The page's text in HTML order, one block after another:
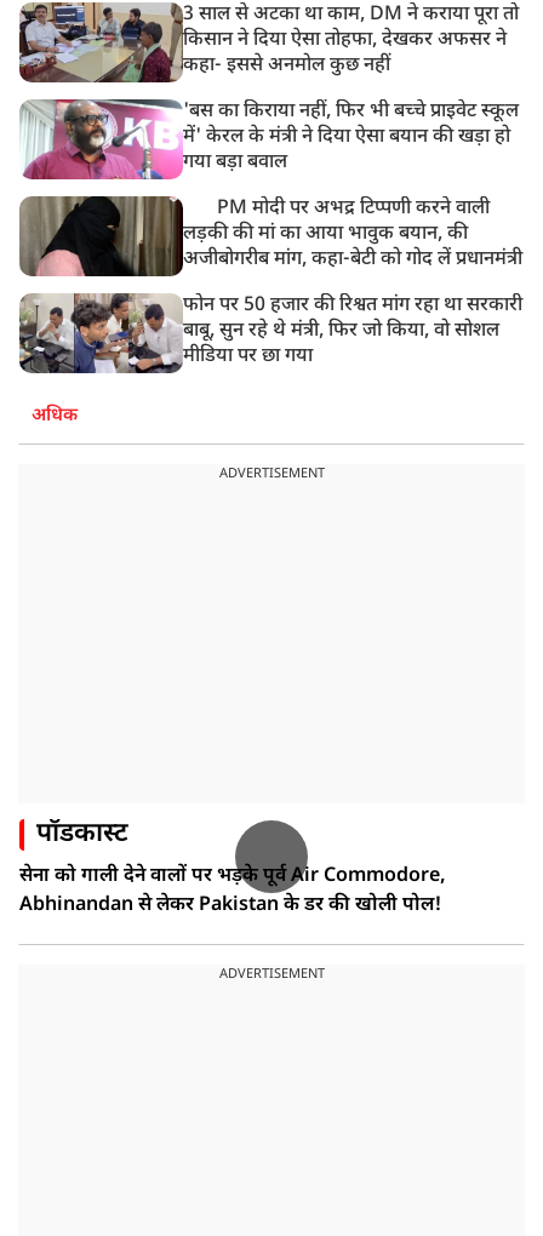
3 साल से अटका था काम, DM ने कराया पूरा तो
किसान ने दिया ऐसा तोहफा, देखकर अफसर ने
कहा- इससे अनमोल कुछ नहीं
'बस का किराया नहीं, फिर भी बच्चे प्राइवेट स्कूल
में' केरल के मंत्री ने दिया ऐसा बयान की खड़ा हो
गया बड़ा बवाल
PM मोदी पर अभद्र टिप्पणी करने वाली
लड़की की मां का आया भावुक बयान, की
अजीबोगरीब मांग, कहा-बेटी को गोद लें प्रधानमंत्री
फोन पर 50 हजार की रिश्वत मांग रहा था सरकारी
बाबू, सुन रहे थे मंत्री, फिर जो किया, वो सोशल
मीडिया पर छा गया
अधिक
ADVERTISEMENT
पॉडकास्ट
सेना को गाली देने वालों पर भड़के पूर्व Air Commodore,
Abhinandan से लेकर Pakistan के डर की खोली पोल!
ADVERTISEMENT